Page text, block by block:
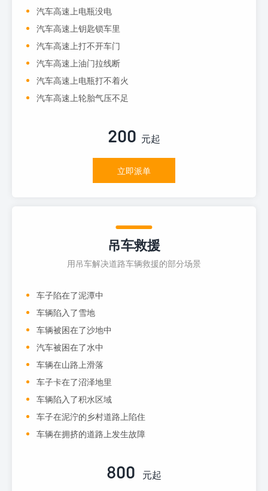
汽车高速上电瓶没电
汽车高速上钥匙锁车里
汽车高速上打不开车门
汽车高速上油门拉线断
汽车高速上电瓶打不着火
汽车高速上轮胎气压不足
200 元起
立即派单
吊车救援
用吊车解决道路车辆救援的部分场景
车子陷在了泥潭中
车辆陷入了雪地
车辆被困在了沙地中
汽车被困在了水中
车辆在山路上滑落
车子卡在了沼泽地里
车辆陷入了积水区域
车子在泥泞的乡村道路上陷住
车辆在拥挤的道路上发生故障
800 元起